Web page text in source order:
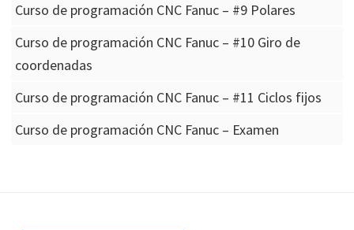
Curso de programación CNC Fanuc – #9 Polares
Curso de programación CNC Fanuc – #10 Giro de
coordenadas
Curso de programación CNC Fanuc – #11 Ciclos fijos
Curso de programación CNC Fanuc – Examen